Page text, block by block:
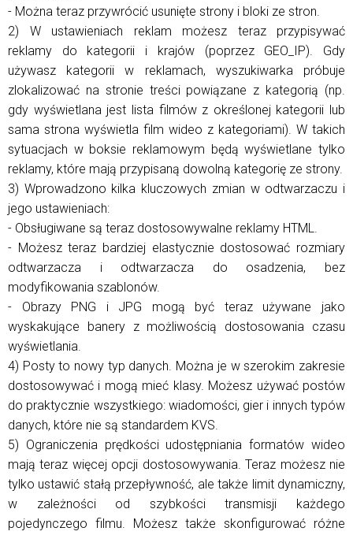
- Można teraz przywrócić usunięte strony i bloki ze stron.
2) W ustawieniach reklam możesz teraz przypisywać
reklamy do kategorii i krajów (poprzez GEO_IP). Gdy
używasz kategorii w reklamach, wyszukiwarka próbuje
zlokalizować na stronie treści powiązane z kategorią (np.
gdy wyświetlana jest lista filmów z określonej kategorii lub
sama strona wyświetla film wideo z kategoriami). W takich
sytuacjach w boksie reklamowym będą wyświetlane tylko
reklamy, które mają przypisaną dowolną kategorię ze strony.
3) Wprowadzono kilka kluczowych zmian w odtwarzaczu i
jego ustawieniach:
- Obsługiwane są teraz dostosowywalne reklamy HTML.
- Możesz teraz bardziej elastycznie dostosować rozmiary
odtwarzacza i odtwarzacza do osadzenia, bez
modyfikowania szablonów.
- Obrazy PNG i JPG mogą być teraz używane jako
wyskakujące banery z możliwością dostosowania czasu
wyświetlania.
4) Posty to nowy typ danych. Można je w szerokim zakresie
dostosowywać i mogą mieć klasy. Możesz używać postów
do praktycznie wszystkiego: wiadomości, gier i innych typów
danych, które nie są standardem KVS.
5) Ograniczenia prędkości udostępniania formatów wideo
mają teraz więcej opcji dostosowywania. Teraz możesz nie
tylko ustawić stałą przepływność, ale także limit dynamiczny,
w zależności od szybkości transmisji każdego
pojedynczego filmu. Możesz także skonfigurować różne